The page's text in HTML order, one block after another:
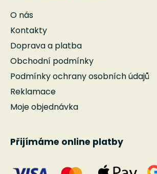
O nás
Kontakty
Doprava a platba
Obchodní podmínky
Podmínky ochrany osobních údajů
Reklamace
Moje objednávka
Přijímáme online platby